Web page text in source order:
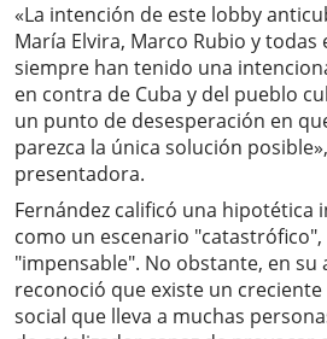
«La intención de este lobby
María Elvira, Marco Rubio y
siempre han tenido una
en contra de Cuba y del pueblo
un punto de desesperación en
parezca la única solución
presentadora.
Fernández calificó una
como un escenario
"impensable". No obstante, en su
reconoció que existe un
social que lleva a muchas